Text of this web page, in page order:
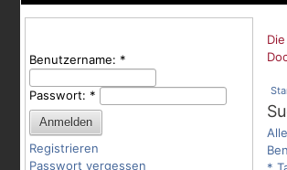
Benutzername: *
Passwort: *
Registrieren
Passwort vergessen